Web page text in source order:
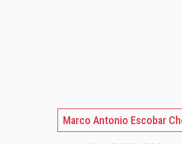
Marco Antonio Escobar